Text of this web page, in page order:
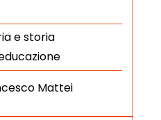
e storia
Mattei